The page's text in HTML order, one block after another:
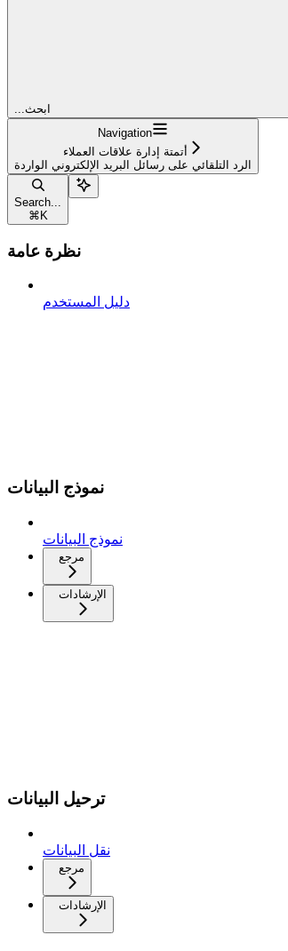
...ابحث
Navigation
أتمتة إدارة علاقات العملاء
الرد التلقائي على رسائل البريد الإلكتروني الواردة
Search...
⌘ K
نظرة عامة
دليل المستخدم
نموذج البيانات
نموذج البيانات
مرجع
الإرشادات
ترحيل البيانات
نقل البيانات
مرجع
الإرشادات